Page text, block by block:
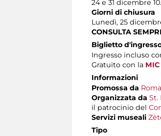
24 e 31 dicembre
Giorni di chiusura
Lunedì, 25
CONSULTA
Biglietto
Ingresso incluso
Gratuito con la
Informazioni
Promossa da
Organizzata da St.
il patrocinio del
Servizi museali
Tipo